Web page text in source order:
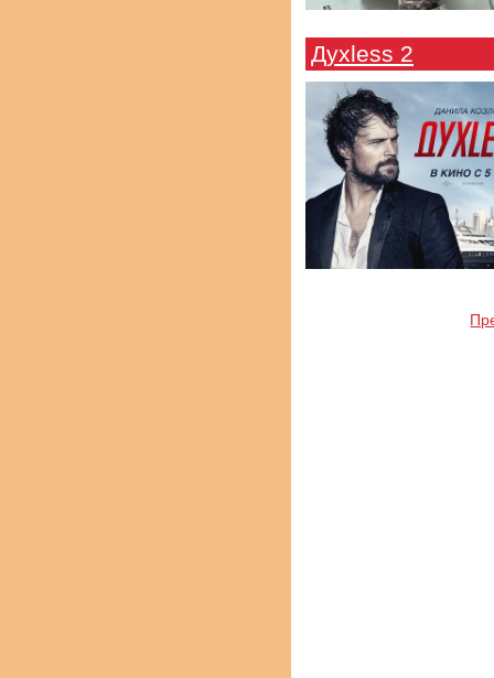
Духless 2